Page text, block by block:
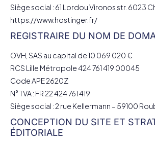
Siège social : 61 Lordou Vironos str. 6023
https://www.hostinger.fr/
REGISTRAIRE DU NOM DE
OVH, SAS au capital de 10 069 020 €
RCS Lille Métropole 424 761 419 00045
Code APE 2620Z
N° TVA : FR 22 424 761 419
Siège social : 2 rue Kellermann – 59100
CONCEPTION DU SITE ET
ÉDITORIALE